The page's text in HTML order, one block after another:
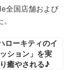
全国店舗および
ローキティのイ
ション」を実
癒やされる♪